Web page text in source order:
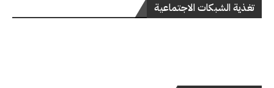
تغذية الشبكات الاجتماعية